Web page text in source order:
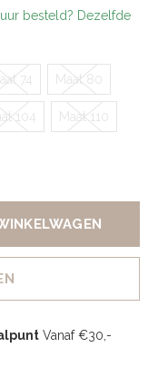
besteld? Dezelfde
74 Maat 80
104 Maat 110
Vanaf €30,-